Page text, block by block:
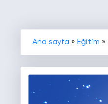
Ana sayfa » Eğitim »